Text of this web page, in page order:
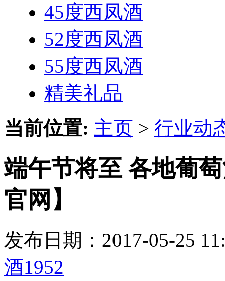
45度西凤酒
52度西凤酒
55度西凤酒
精美礼品
当前位置: 主页 > 行业动
端午节将至 各地葡
官网】
发布日期：2017-05-25
酒1952